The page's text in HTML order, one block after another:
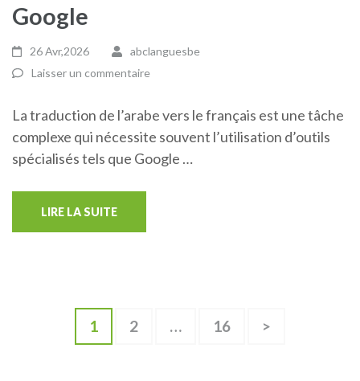
Google
26 Avr,2026
abclanguesbe
Laisser un commentaire
La traduction de l’arabe vers le français est une tâche
complexe qui nécessite souvent l’utilisation d’outils
spécialisés tels que Google …
LIRE LA SUITE
PaginationPage
1 Page
2 … Page
16 >